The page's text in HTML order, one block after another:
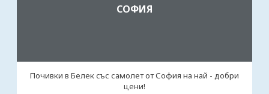
СОФИЯ
Почивки в Белек със самолет от София на най - добри
цени!